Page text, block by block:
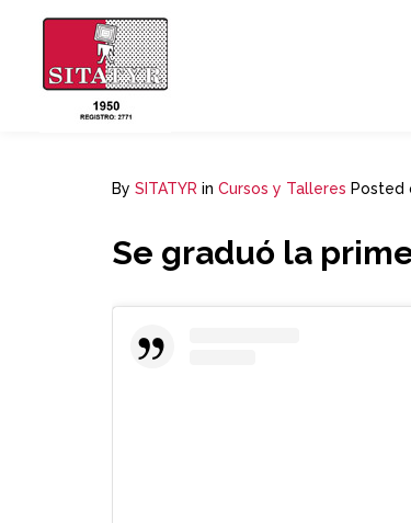
By SITATYR in Cursos y Talleres Posted
Se graduó la